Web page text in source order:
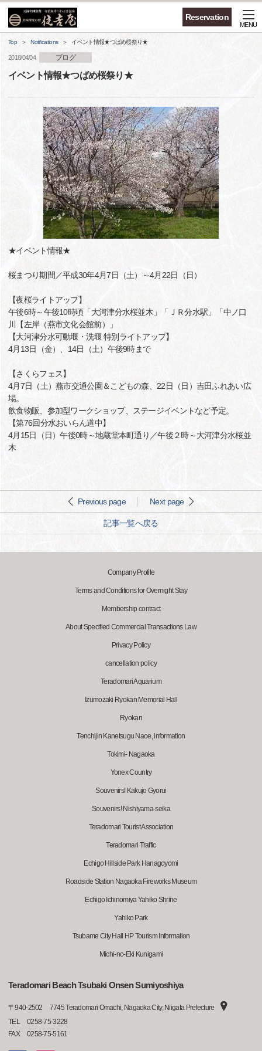
Reservation
MENU
Top Notifications イベント情報★つばめ桜祭り★
2018/04/04 ブログ
イベント情報★つばめ桜祭り★
★イベント情報★
桜まつり期間／平成30年4月7日（土）～4月22日（日）
【夜桜ライトアップ】
午後6時～午後10時頃「大河津分水桜並木」「ＪＲ分水駅」「中ノ口
川【左岸（燕市文化会館前）」
【大河津分水可動堰・洗堰 特別ライトアップ】
4月13日（金）、14日（土）午後9時まで
【さくらフェス】
4月7日（土）燕市交通公園＆こどもの森、22日（日）吉田ふれあい広
場。
飲食物販、参加型ワークショップ、ステージイベントなど予定。
【第76回分水おいらん道中】
4月15日（日）午後0時～地蔵堂本町通り／午後２時～大河津分水桜並
木
Previous page Next page
記事一覧へ戻る
Company Profile
Terms and Conditions for Overnight Stay
Membership contract
About Specified Commercial Transactions Law
Privacy Policy
cancellation policy
Teradomari Aquarium
Izumozaki Ryokan Memorial Hall
Ryokan
Tenchijin Kanetsugu Naoe, information
Tokimi- Nagaoka
Yonex Country
Souvenirs! Kakujo Gyorui
Souvenirs! Nishiyama-seika
Teradomari Tourist Association
Teradomari Traffic
Echigo Hillside Park Hanagoyomi
Roadside Station Nagaoka Fireworks Museum
Echigo Ichinomiya Yahiko Shrine
Yahiko Park
Tsubame City Hall HP Tourism Information
Michi-no-Eki Kunigami
Teradomari Beach Tsubaki Onsen Sumiyoshiya
〒940-2502
7745 Teradomari Omachi, Nagaoka City, Niigata Prefecture
TEL
0258-75-3228
FAX
0258-75-5161